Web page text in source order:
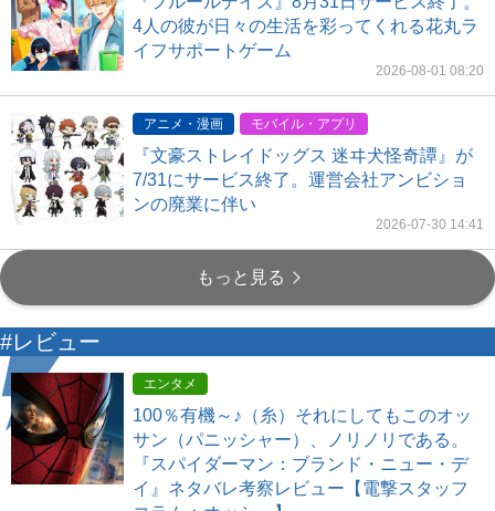
4人の彼が日々の生活を彩ってくれる花丸ラ
イフサポートゲーム
2026-08-01 08:20
アニメ・漫画 モバイル・アプリ
『文豪ストレイドッグス 迷ヰ犬怪奇譚』が
7/31にサービス終了。運営会社アンビショ
ンの廃業に伴い
2026-07-30 14:41
もっと見る
#レビュー
エンタメ
100％有機～♪（糸）それにしてもこのオッ
サン（パニッシャー）、ノリノリである。
『スパイダーマン：ブランド・ニュー・デ
イ』ネタバレ考察レビュー【電撃スタッフ